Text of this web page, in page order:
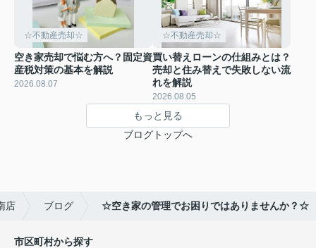
☆不動産売却☆
空き家売却で悩む方へ？固定資
産税対策の基本を解説
2026.08.07
☆不動産売却☆
買い替えローンの仕組みとは？
売却と住み替えで失敗しない流
れを解説
2026.08.05
もっと見る
ブログトップへ
店 ブログ ☆空き家の管理でお困りではありませんか？☆
市区町村から探す